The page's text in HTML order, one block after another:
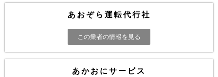
あおぞら運転代行社
この業者の情報を見る
あかおにサービス